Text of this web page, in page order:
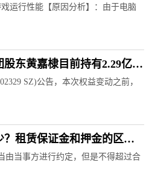
运行性能【原因分析】：由于电脑
东黄嘉棣目前持有2.29亿
SZ)公告，本次权益变动之前，
租赁保证金和押金的区别
由当事方进行约定，但是不得超过合